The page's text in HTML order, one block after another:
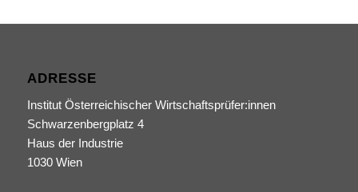
ADRESSE
Institut Österreichischer Wirtschaftsprüfer:innen
Schwarzenbergplatz 4
Haus der Industrie
1030 Wien